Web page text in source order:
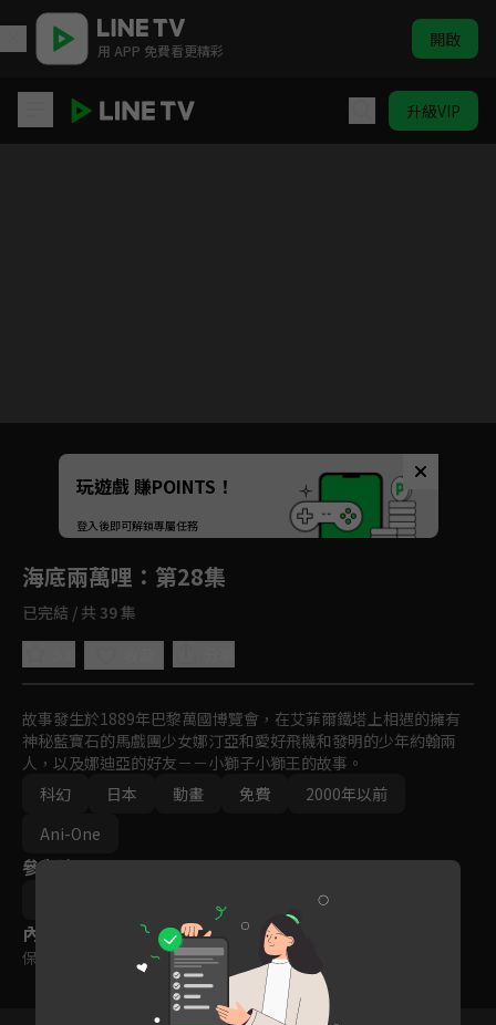
用 APP 免費看更精彩 開啟
升級VIP
Unmute
如有不便請見諒
玩遊戲 賺POINTS！
登入後即可解鎖專屬任務
海底兩萬哩 ：第28集
已完結 / 共 39 集
故事發生於1889年巴黎萬國博覽會，在艾菲爾鐵塔上相遇的擁有
神秘藍寶石的馬戲團少女娜汀亞和愛好飛機和發明的少年約翰兩
人，以及娜迪亞的好友－－小獅子小獅王的故事。
科幻
日本 動畫 免費
2000年以前
Ani-One
參與演員
內容標籤
保護級